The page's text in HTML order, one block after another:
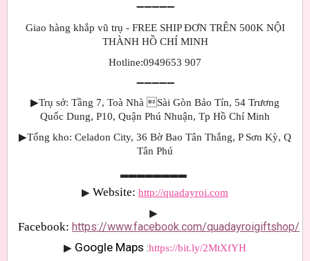
➖➖➖➖➖
Giao hàng khắp vũ trụ - FREE SHIP ĐƠN TRÊN 500K NỘI
THÀNH HỒ CHÍ MINH
Hotline:0949653 907
➖➖➖➖➖
▶Trụ sở: Tầng 7, Toà Nhà Sài Gòn Bảo Tín, 54 Trương
Quốc Dung, P10, Quận Phú Nhuận, Tp Hồ Chí Minh
▶Tổng kho: Celadon City, 36 Bờ Bao Tân Thắng, P Sơn Kỳ, Q
Tân Phú
▂▂▂▂▂▂▂▂
▶ Website: http://quadayroi.com
▶
Facebook: https://www.facebook.com/quadayroigiftshop/
▶ Google Maps :https://bit.ly/2MtXfYH